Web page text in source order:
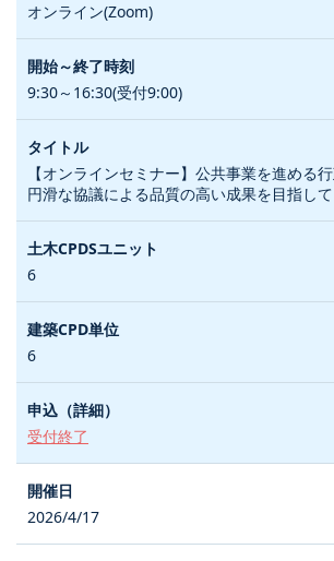
オンライン(Zoom)
9:30～16:30(受付9:00)
【オンラインセミナー】公共事業を進める
円滑な協議による品質の高い成果を目指して
6
6
受付終了
2026/4/17